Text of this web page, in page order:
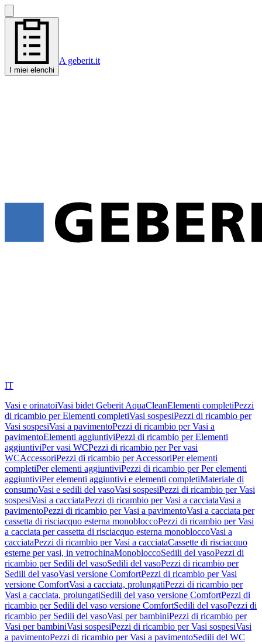
I miei elenchi
A geberit.it
IT
Vasi e orinatoiVasi bidet Geberit AquaCleanElementi completiPezzi
di ricambio per Elementi completiVasi sospesiPezzi di ricambio per
Vasi sospesiVasi a pavimentoPezzi di ricambio per Vasi a
pavimentoElementi aggiuntiviPezzi di ricambio per Elementi
aggiuntiviPer vasi WCPezzi di ricambio per Per vasi
WCAccessoriPezzi di ricambio per AccessoriPer elementi
completiPer elementi aggiuntiviPezzi di ricambio per Per elementi
aggiuntiviPer elementi aggiuntivi e elementi completiMateriale di
consumoVasi e sedili del vasoVasi sospesiPezzi di ricambio per Vasi
sospesiVasi a cacciataPezzi di ricambio per Vasi a cacciataVasi a
pavimentoPezzi di ricambio per Vasi a pavimentoVasi a cacciata per
cassetta di risciacquo esterna monobloccoPezzi di ricambio per Vasi
a cacciata per cassetta di risciacquo esterna monobloccoVasi a
cacciataPezzi di ricambio per Vasi a cacciataCassette di risciacquo
esterne per vasi, in vetrochinaMonobloccoSedili del vasoPezzi di
ricambio per Sedili del vasoSedili del vasoPezzi di ricambio per
Sedili del vasoVasi versione ComfortPezzi di ricambio per Vasi
versione ComfortVasi a cacciata, prolungatiPezzi di ricambio per
Vasi a cacciata, prolungatiSedili del vaso versione ComfortPezzi di
ricambio per Sedili del vaso versione ComfortSedili del vasoPezzi di
ricambio per Sedili del vasoVasi per bambiniPezzi di ricambio per
Vasi per bambiniVasi sospesiPezzi di ricambio per Vasi sospesiVasi
a pavimentoPezzi di ricambio per Vasi a pavimentoSedili del WC